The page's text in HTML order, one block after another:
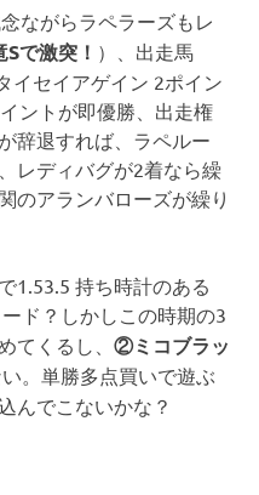
ながらラペラーズもレ
で激突！ ）、出走馬
イセイアゲイン 2ポイン
ントが即優勝、出走権
辞退すれば、ラペルー
レディバグが2着なら繰
のアランバローズが繰り
1.53.5 持ち時計のある
ド？しかしこの時期の3
てくるし、 ②ミコブラッ
。単勝多点買いで遊ぶ
んでこないかな？